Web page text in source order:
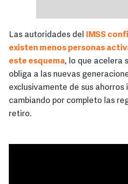
Las autoridades del IMSS
existen menos personas
este esquema, lo que acelera
obliga a las nuevas
exclusivamente de sus ahorros
cambiando por completo las
retiro.